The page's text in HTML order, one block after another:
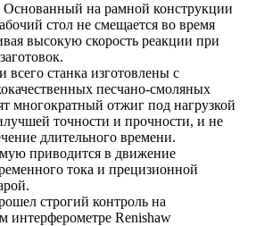
Основанный на рамной конструкции
стол не смещается во время
высокую скорость реакции при
станка изготовлены с
песчано-смоляных
многократный отжиг под нагрузкой
точности и прочности, и не
длительного времени.
приводится в движение
тока и прецизионной
строгий контроль на
интерферометре Renishaw